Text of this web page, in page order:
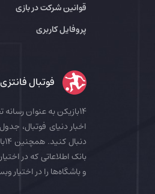
قوانین شرکت در بازی
پروفایل کاربری
فوتبال فانتزی
اخبار دنیای فوتبال،
بانک اطلاعاتی که در
و باشگاه‌ها را در اختیار